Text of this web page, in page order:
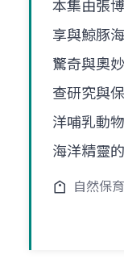
本集由張
享與鯨豚
驚奇與奧
查研究與
洋哺乳動
海洋精靈
自然保育